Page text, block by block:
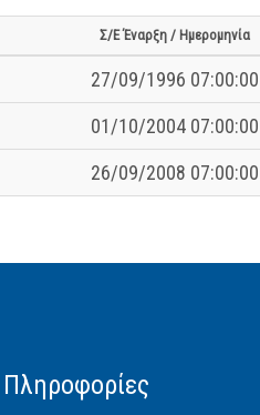
Σ/Ε Έναρξη / Ημερομηνία
27/09/1996 07:00:00
01/10/2004 07:00:00
26/09/2008 07:00:00
Πληροφορίες